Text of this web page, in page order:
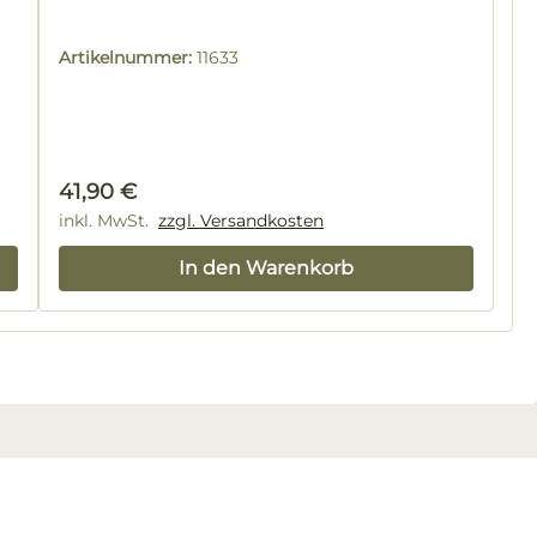
Artikelnummer: 11633
Regulärer Preis:
41,90 €
inkl. MwSt. zzgl. Versandkosten
In den Warenkorb